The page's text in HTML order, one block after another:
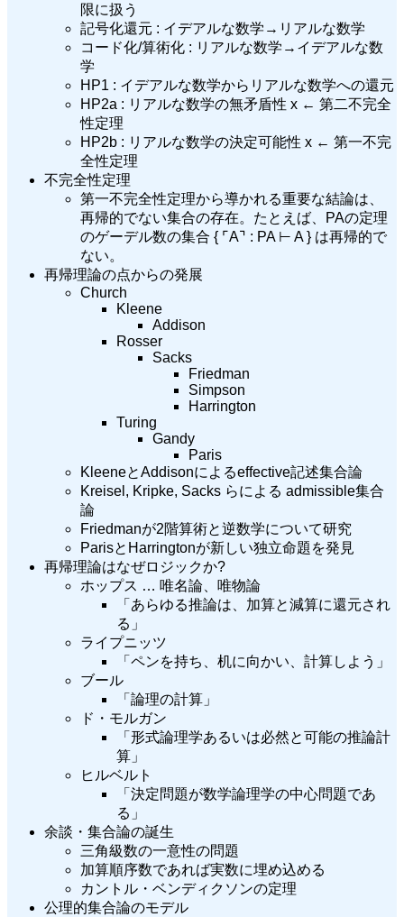
限に扱う
記号化還元 : イデアルな数学→リアルな数学
コード化/算術化 : リアルな数学→イデアルな数
学
HP1 : イデアルな数学からリアルな数学への還元
HP2a : リアルな数学の無矛盾性 x ← 第二不完全
性定理
HP2b : リアルな数学の決定可能性 x ← 第一不完
全性定理
不完全性定理
第一不完全性定理から導かれる重要な結論は、
再帰的でない集合の存在。たとえば、PAの定理
のゲーデル数の集合 { ⌜A⌝ : PA ⊢ A } は再帰的で
ない。
再帰理論の点からの発展
Church
Kleene
Addison
Rosser
Sacks
Friedman
Simpson
Harrington
Turing
Gandy
Paris
KleeneとAddisonによるeffective記述集合論
Kreisel, Kripke, Sacks らによる admissible集合
論
Friedmanが2階算術と逆数学について研究
ParisとHarringtonが新しい独立命題を発見
再帰理論はなぜロジックか?
ホップス … 唯名論、唯物論
「あらゆる推論は、加算と減算に還元され
る」
ライプニッツ
「ペンを持ち、机に向かい、計算しよう」
ブール
「論理の計算」
ド・モルガン
「形式論理学あるいは必然と可能の推論計
算」
ヒルベルト
「決定問題が数学論理学の中心問題であ
る」
余談・集合論の誕生
三角級数の一意性の問題
加算順序数であれば実数に埋め込める
カントル・ベンディクソンの定理
公理的集合論のモデル